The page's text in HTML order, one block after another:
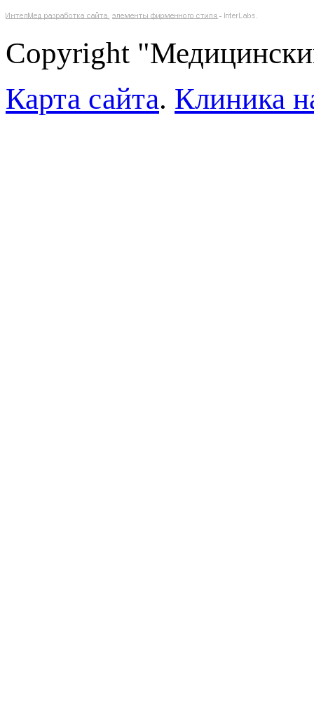
Copyright
Карта сайта. Клиника